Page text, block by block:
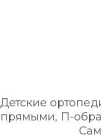
Детские
прямыми, П-